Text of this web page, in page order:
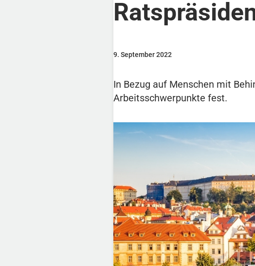
9. September 2022
In Bezug auf Menschen mit
Arbeitsschwerpunkte fest.